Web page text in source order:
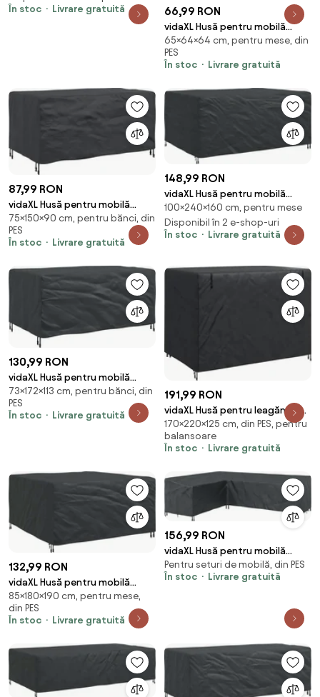
În stoc
Livrare gratuită 66,99 RON
vidaXL Husă pentru mobilă
Negru 64 x 64 x 65 cm Textil
Oxford 210D
65×64×64 cm, pentru mese, din
PES
În stoc
Livrare gratuită
87,99 RON
vidaXL Husă pentru mobilă
Simplu Negru 150 x 90 x 75 cm
210D
75×150×90 cm, pentru bănci, din
PES
În stoc
Livrare gratuită
148,99 RON
vidaXL Husă pentru mobilă
Simplu Negru 240 x 160 x 100 cm
210D
100×240×160 cm, pentru mese
Disponibil în 2 e-shop-uri
În stoc
Livrare gratuită
130,99 RON
vidaXL Husă pentru mobilă
Simplu Negru 172 x 113 x 73 cm
600D
73×172×113 cm, pentru bănci, din
PES
În stoc
Livrare gratuită
191,99 RON
vidaXL Husă pentru leagăn de
exterior 220 x 125 x 170 cm
170×220×125 cm, din PES, pentru
balansoare
În stoc
Livrare gratuită
132,99 RON
vidaXL Husă pentru mobilă
Simplu Negru 180 x 190 x 85 cm
210D
85×180×190 cm, pentru mese,
din PES
În stoc
Livrare gratuită
156,99 RON
vidaXL Husă pentru mobilă
Negru
Pentru seturi de mobilă, din PES
În stoc
Livrare gratuită